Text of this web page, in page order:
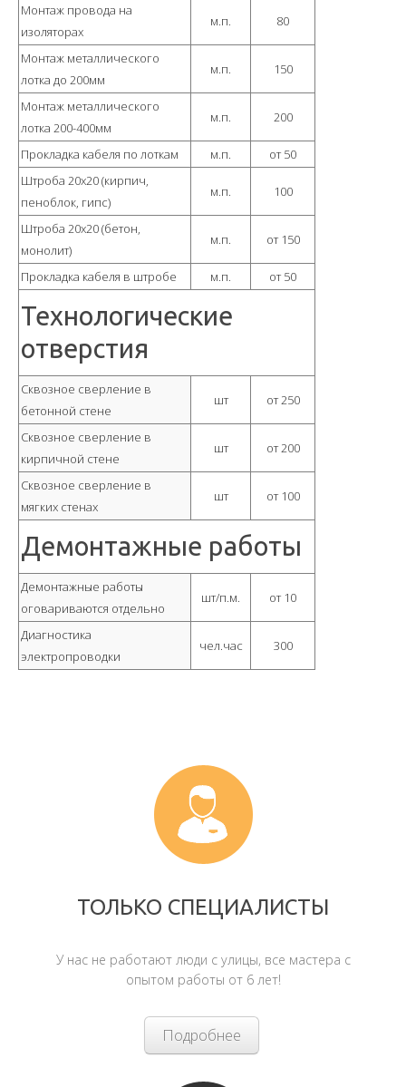
Монтаж провода на
изоляторах
м.п. 80
Монтаж металлического
лотка до 200мм
м.п. 150
Монтаж металлического
лотка 200-400мм
м.п. 200
Прокладка кабеля по лоткам м.п.
от 50
Штроба 20х20 (кирпич,
пеноблок, гипс)
м.п. 100
Штроба 20х20 (бетон,
монолит)
м.п. от 150
Прокладка кабеля в штробе м.п. от 50
Технологические
отверстия
Сквозное сверление в
бетонной стене
шт от 250
Сквозное сверление в
кирпичной стене
шт от 200
Сквозное сверление в
мягких стенах
шт от 100
Демонтажные работы
Демонтажные работы
оговариваются отдельно
шт/п.м. от 10
Диагностика
электропроводки
чел.час 300
ТОЛЬКО СПЕЦИАЛИСТЫ
У нас не работают люди с улицы, все мастера с
опытом работы от 6 лет!
Подробнее